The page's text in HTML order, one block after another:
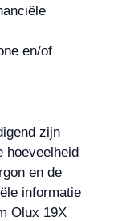
en/of
zijn
hoeveelheid
en de
informatie
Olux 19X